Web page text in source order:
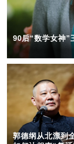
90后“数学女神”
郭德纲从北漂到